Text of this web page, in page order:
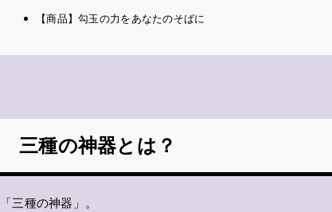
【商品】勾玉の力をあなたのそばに
三種の神器とは？
「三種の神器」。